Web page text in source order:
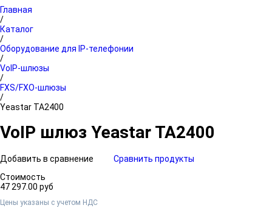
Главная
/
Каталог
/
Оборудование для IP-телефонии
/
VoIP-шлюзы
/
FXS/FXO-шлюзы
/
Yeastar TA2400
VoIP шлюз Yeastar TA2400
Добавить в сравнение
Сравнить продукты
Стоимость
47 297.00 руб
Цены указаны c учетом НДС